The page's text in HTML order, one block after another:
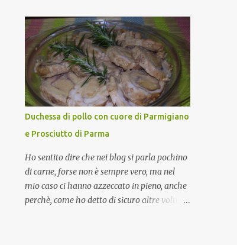
spesso l’ambiente favorevole per molte belle
opportunità, non trovi? Cuocapercaso : Si,
concordo! …addirittura si dice...
piccante, inserito dal Ministero delle
Politiche Agricole Alimentari e Forestali
nella lista dei Prodotti Agroalimentari
Tradizionali (Pat) della Calabria. Un
ingrediente versatile in cucina, utilizzato
fresco o essiccato in ricette della tradizione o
in piatti innovativi. Durante la prima serata
dell'evento abbiamo avuto prova della
versatilità di questo ingrediente durante il
"2° Concorso Gastronomico di piatti a base
di peperone Roggianese" ideato da Gina
Santagata , presidente
dell'associazione Mongolfiera, che ha visto
Duchessa di pollo con cuore di Parmigiano
e Prosciutto di Parma
Ho sentito dire che nei blog si parla pochino
di carne, forse non è sempre vero, ma nel
mio caso ci hanno azzeccato in pieno, anche
perchè, come ho detto di sicuro altre volte la